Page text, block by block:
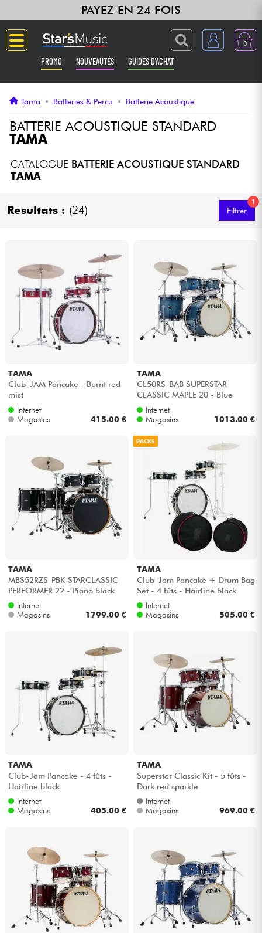
PAYEZ EN 24 FOIS
0
PROMO NOUVEAUTÉS GUIDES D'ACHAT
Guitares & Basses
Synthés & Sampleurs
Casques
Micros & HF
DJ
Vents
Violons & Quatuor
Eveil Musical
HiFi
Packs
Tama • Batteries & Percu • Batterie Acoustique
BATTERIE ACOUSTIQUE STANDARD
TAMA
CATALOGUE BATTERIE ACOUSTIQUE STANDARD
TAMA
Resultats : (24)
1
Filtrer
TAMA
Club-JAM Pancake - Burnt red
mist
Internet
Magasins
415.00 €
TAMA
CL50RS-BAB SUPERSTAR
CLASSIC MAPLE 20 - Blue
lacquer burst
Internet
Magasins
1013.00 €
TAMA
MBS52RZS-PBK STARCLASSIC
PERFORMER 22 - Piano black
Internet
Magasins
1799.00 €
PACKS
TAMA
Club-Jam Pancake + Drum Bag
Set - 4 fûts - Hairline black
Internet
Magasins
505.00 €
TAMA
Club-Jam Pancake - 4 fûts -
Hairline black
Internet
Magasins
405.00 €
TAMA
Superstar Classic Kit - 5 fûts -
Dark red sparkle
Internet
Magasins
969.00 €